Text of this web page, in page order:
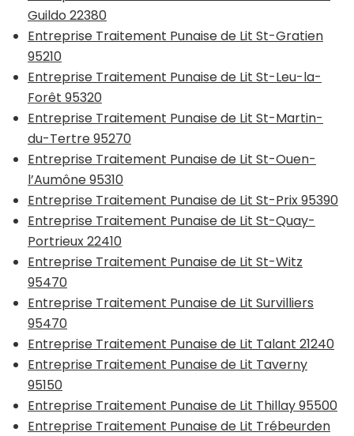
Guildo 22380
Entreprise Traitement Punaise de Lit St-Gratien
95210
Entreprise Traitement Punaise de Lit St-Leu-la-
Forêt 95320
Entreprise Traitement Punaise de Lit St-Martin-
du-Tertre 95270
Entreprise Traitement Punaise de Lit St-Ouen-
l’Aumône 95310
Entreprise Traitement Punaise de Lit St-Prix 95390
Entreprise Traitement Punaise de Lit St-Quay-
Portrieux 22410
Entreprise Traitement Punaise de Lit St-Witz
95470
Entreprise Traitement Punaise de Lit Survilliers
95470
Entreprise Traitement Punaise de Lit Talant 21240
Entreprise Traitement Punaise de Lit Taverny
95150
Entreprise Traitement Punaise de Lit Thillay 95500
Entreprise Traitement Punaise de Lit Trébeurden